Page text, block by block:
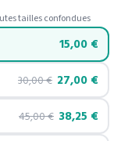
tailles confondues
15,00 €
30,00€ 27,00 €
45,00€ 38,25 €